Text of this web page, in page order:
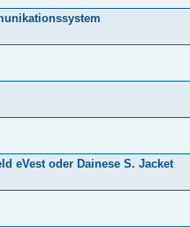
eVest oder Dainese S. Jacket